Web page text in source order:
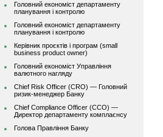
Головний економіст департаменту
планування і контролю
Головний економіст департаменту
планування і контролю
Керівник проєктів і програм (small
business product owner)
Головний економіст Управління
валютного нагляду
Chief Risk Officer (CRO) — Головний
ризик-менеджер Банку
Chief Compliance Officer (CCO) —
Директор департаменту комплаєнсу
Голова Правління Банку